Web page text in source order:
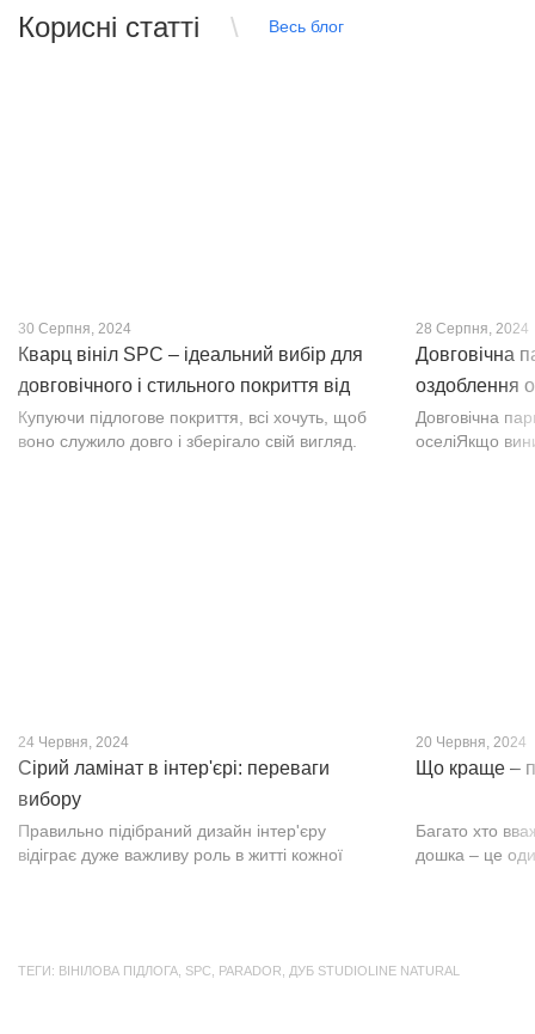
Корисні статті Весь блог
30 Серпня, 2024
Кварц вініл SPC – ідеальний вибір для
довговічного і стильного покриття від
PROFLOOR
Купуючи підлогове покриття, всі хочуть, щоб
воно служило довго і зберігало свій вигляд.
28 Серпня, 2024
Довговічна
оздоблення
Довговічна
оселіЯкщо
24 Червня, 2024
Сірий ламінат в інтер'єрі: переваги
вибору
Правильно підібраний дизайн інтер'єру
відіграє дуже важливу роль в житті кожної
20 Червня, 2024
Що краще –
Багато хто
дошка – це
ТЕГИ: ВІНІЛОВА ПІДЛОГА SPC PARADOR ДУБ STUDIOLINE NATURAL